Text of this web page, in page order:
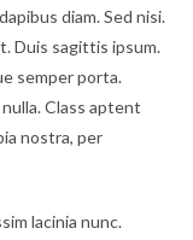
diam. Sed nisi.
Duis sagittis ipsum.
semper porta.
Class aptent
nostra, per
lacinia nunc.